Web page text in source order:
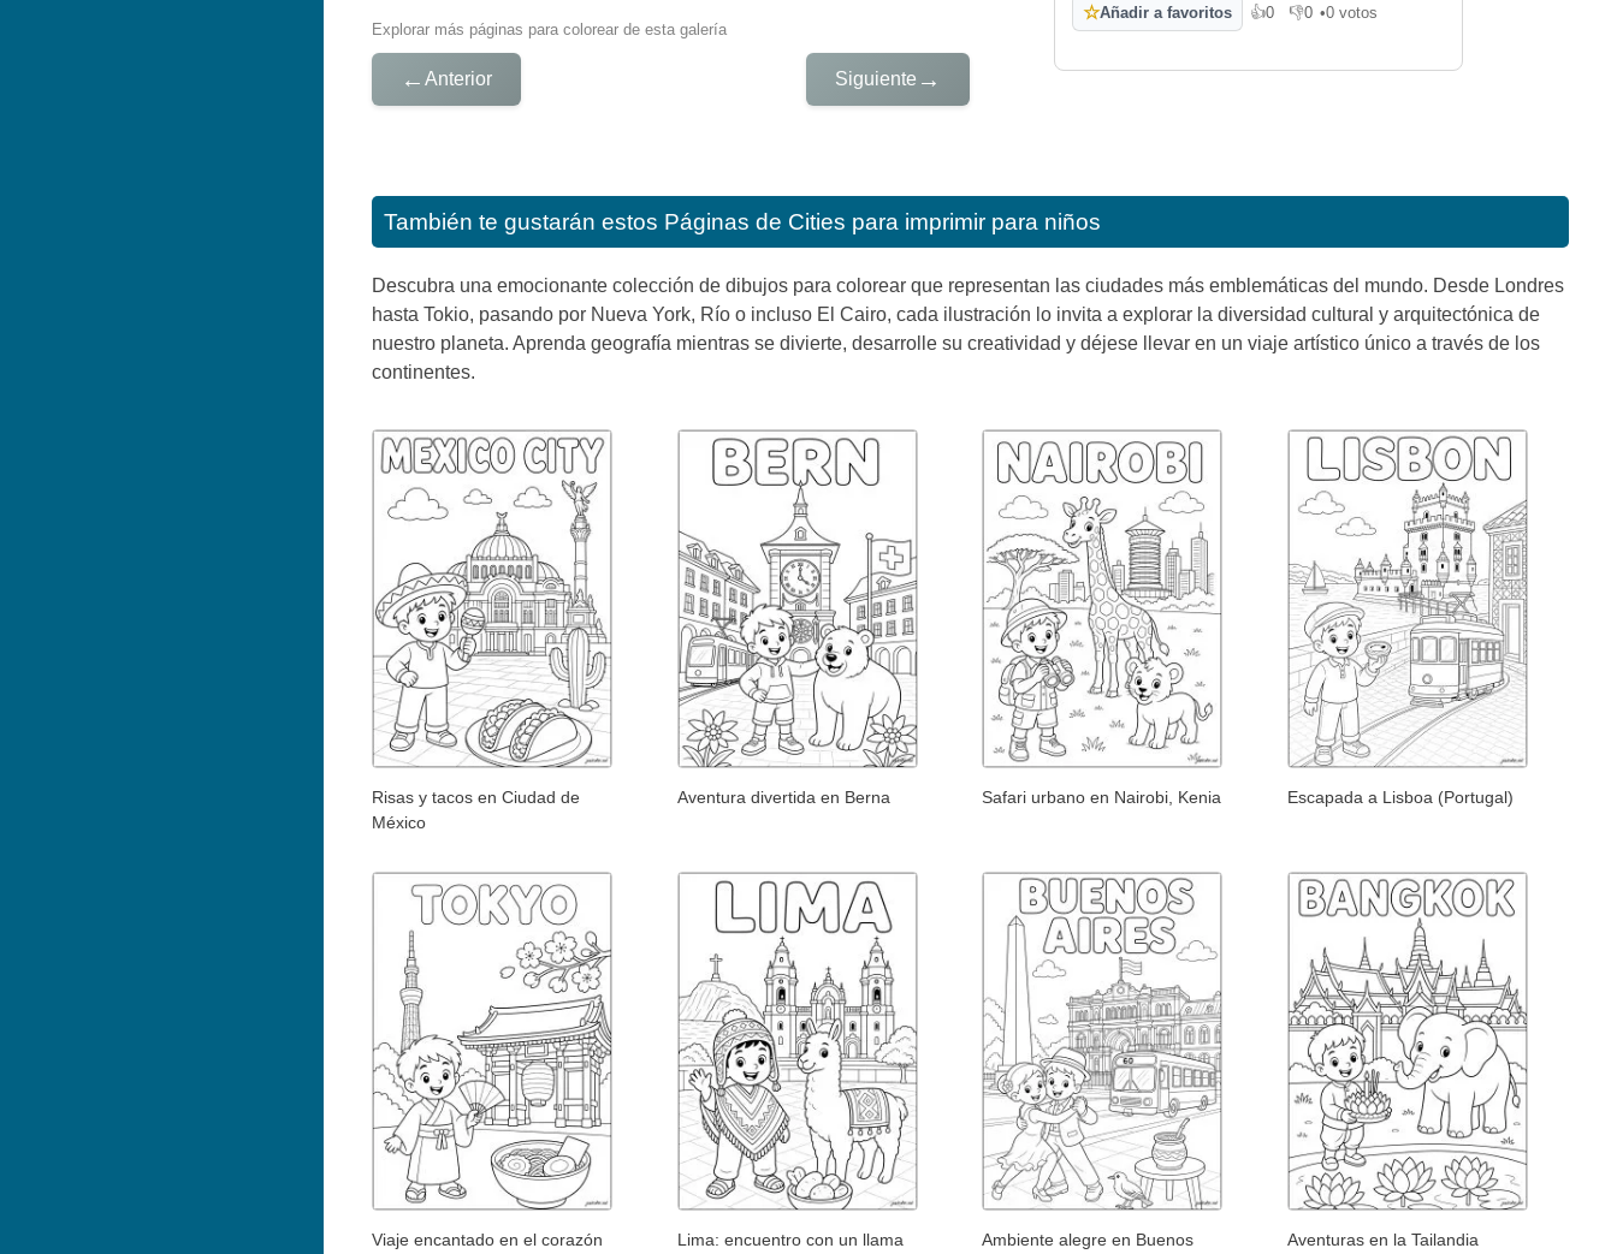
Explorar más páginas para colorear de esta galería
← Anterior Siguiente →
☆Añadir a favoritos 👍0
Me gusta
👎0
No me gusta
•0 votos
También te gustarán estos Páginas de Cities para imprimir para niños
Descubra una emocionante colección de dibujos para colorear que representan las ciudades más emblemáticas del mundo. Desde Londres
hasta Tokio, pasando por Nueva York, Río o incluso El Cairo, cada ilustración lo invita a explorar la diversidad cultural y arquitectónica de
nuestro planeta. Aprenda geografía mientras se divierte, desarrolle su creatividad y déjese llevar en un viaje artístico único a través de los
continentes.
Risas y tacos en Ciudad de
México
Aventura divertida en Berna Safari urbano en Nairobi, Kenia Escapada a Lisboa (Portugal)
Viaje encantado en el corazón
Lima: encuentro con un llama
Ambiente alegre en Buenos
Aventuras en la Tailandia